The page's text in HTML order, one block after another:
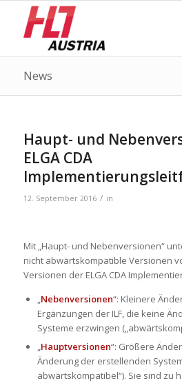
News
Haupt- und
ELGA CDA
12. September 2016 / in
Mit „Haupt- und Nebenversionen“
nicht abwärtskompatible Versionen
Versionen der ELGA CDA
„Nebenversionen“: Kleinere
Ergänzungen der ILF, die keine
Systeme erzwingen
„Hauptversionen“: Größere
Änderung der erstellenden
abwärtskompatibel“). Sie sind zu